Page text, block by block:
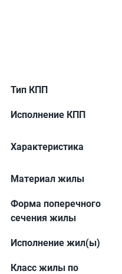
Тип КПП
Исполнение КПП
Характеристика
Материал жилы
Форма поперечного
сечения жилы
Исполнение жил(ы)
Класс жилы по